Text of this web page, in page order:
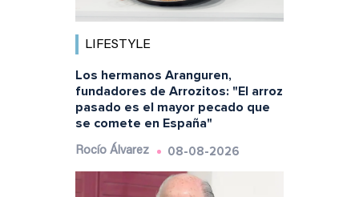
LIFESTYLE
Los hermanos Aranguren,
fundadores de Arrozitos: "El arroz
pasado es el mayor pecado que
se comete en España"
Rocío Álvarez 08-08-2026